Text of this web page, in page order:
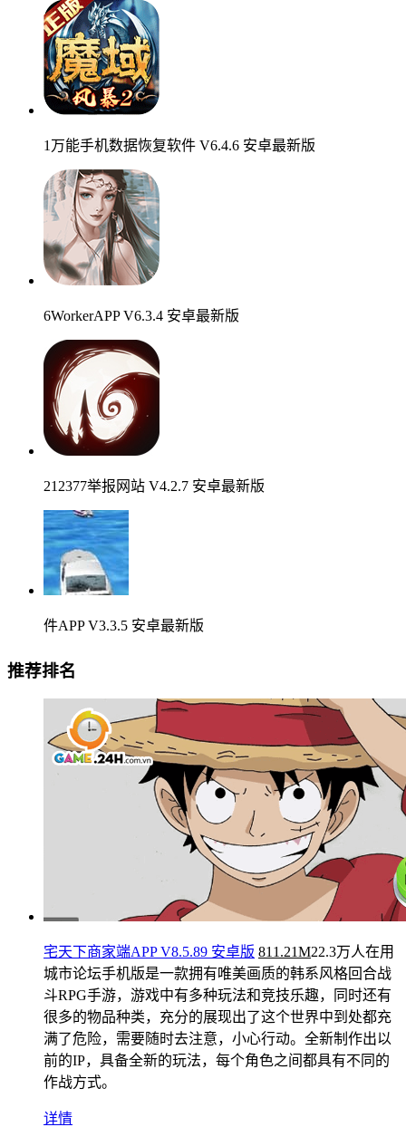
1万能手机数据恢复软件 V6.4.6 安卓最新版
6WorkerAPP V6.3.4 安卓最新版
212377举报网站 V4.2.7 安卓最新版
件APP V3.3.5 安卓最新版
推荐排名
宅天下商家端APP V8.5.89 安卓版 811.21M22.3万人在用
城市论坛手机版是一款拥有唯美画质的韩系风格回合战
斗RPG手游，游戏中有多种玩法和竞技乐趣，同时还有
很多的物品种类，充分的展现出了这个世界中到处都充
满了危险，需要随时去注意，小心行动。全新制作出以
前的IP，具备全新的玩法，每个角色之间都具有不同的
作战方式。
详情